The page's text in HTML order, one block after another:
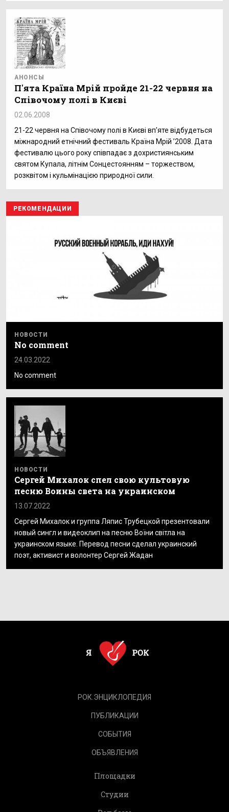
АНОНСЫ
П'ята Країна Мрій пройде 21-22 червня на
Співочому полі в Києві
02.06.2008
21-22 червня на Співочому полі в Києві вп'яте відбудеться
міжнародний етнічний фестиваль Країна Мрій ’2008. Дата
фестивалю цього року співпадає з дохристиянським
святом Купала, літнім Сонцестоянням – торжеством,
розквітом і кульмінацією природної сили.
РЕКОМЕНДАЦИИ
НОВОСТИ
No comment
24.03.2022
No comment
НОВОСТИ
Сергей Михалок спел свою культовую
песню Воины света на украинском
13.07.2022
Сергей Михалок и группа Ляпис Трубецкой презентовали
новый сингл и видеоклип на песню Воїни світла на
украинском языке. Перевод песни сделал украинский
поэт, активист и волонтер Сергей Жадан
РОК.ЭНЦИКЛОПЕДИЯ
ПУБЛИКАЦИИ
СОБЫТИЯ
ОБЪЯВЛЕНИЯ
Площадки
Студии